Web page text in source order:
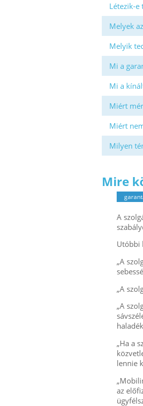
Létezik-e
Melyek
Melyik
Mi a
Mi a
Miért
Miért
Milyen
Mire
A
Utóbbi
„A
„A
„A
„Ha a
lennie
az